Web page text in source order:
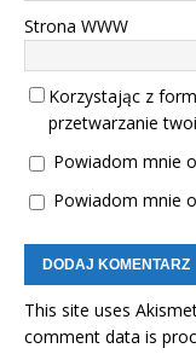
Strona WWW
Korzystając z
przetwarzanie
Powiadom mnie
Powiadom mnie
This site uses
comment data is